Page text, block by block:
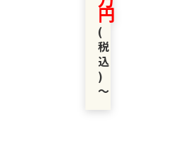
円
(
税
込
)
〜